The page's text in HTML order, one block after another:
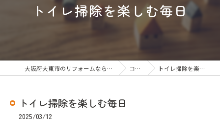
トイレ掃除を楽しむ毎日
大阪府大東市のリフォームならすまいりー コラム トイレ掃除を楽しむ毎日
トイレ掃除を楽しむ毎日
2025/03/12